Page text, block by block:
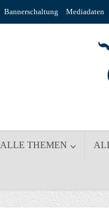
Bannerschaltung Mediadaten
ALLE THEMEN